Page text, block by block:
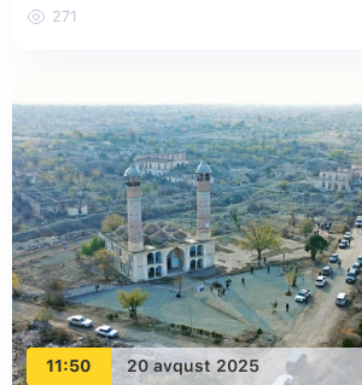
271
11:50 20 avqust 2025